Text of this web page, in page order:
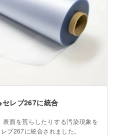
レブ267に統合
表面を荒らしたりする汚染現象を
ブ267に統合されました。